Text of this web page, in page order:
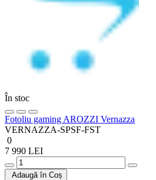
În stoc
Fotoliu gaming AROZZI Vernazza
VERNAZZA-SPSF-FST
0
7 990 LEI
Adaugă în Coș